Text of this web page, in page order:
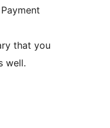
that you
well.